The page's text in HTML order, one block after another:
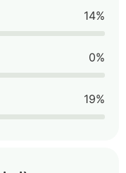
14%
0%
19%